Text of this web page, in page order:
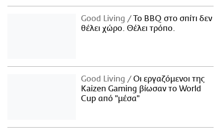
Good Living
Το BBQ στο σπίτι δεν
θέλει χώρο. Θέλει τρόπο.
Good Living
Οι εργαζόμενοι της
Kaizen Gaming βίωσαν το World
Cup από "μέσα"